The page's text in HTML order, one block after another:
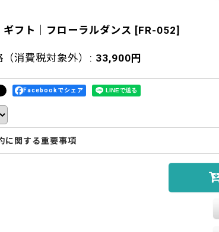
ギフト｜フローラルダンス [FR-052]
消費税対象外） : 33,900 円
Facebookでシェア
に関する重要事項